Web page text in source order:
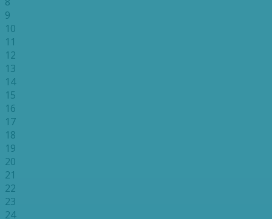
9
10
11
12
13
14
15
16
17
18
19
20
21
22
23
24